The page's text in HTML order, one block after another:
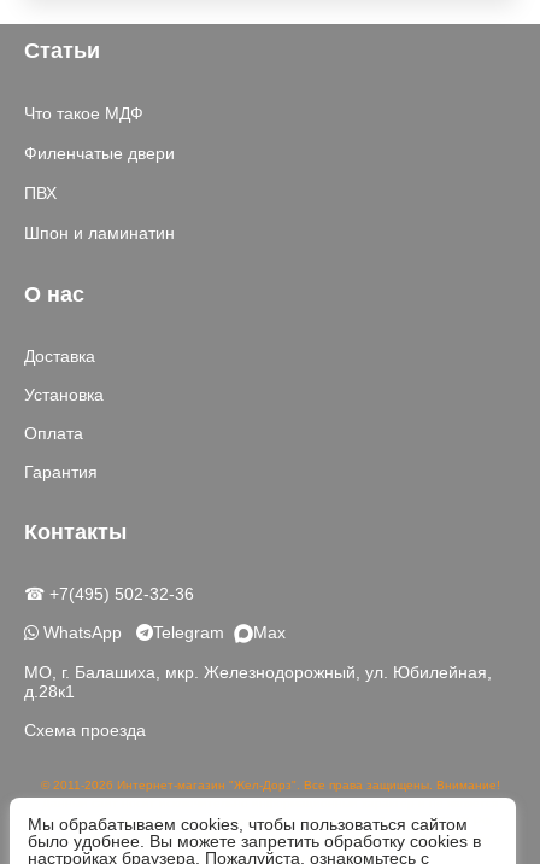
Статьи
Что такое МДФ
Филенчатые двери
ПВХ
Шпон и ламинатин
О нас
Доставка
Установка
Оплата
Гарантия
Контакты
☎ +7(495) 502-32-36
WhatsApp
Telegram Max
МО, г. Балашиха, мкр. Железнодорожный, ул. Юбилейная,
д.28к1
Схема проезда
© 2011-2026 Интернет-магазин "Жел-Дорз". Все права защищены. Внимание!
публичной офертой, определяемой положениями части 2 статьи 437 ГК РФ.
Реальный цвет товаров может отличаться от изображений на сайте в связи с
различной цветопередачей устройств для просмотра.
Мы обрабатываем cookies, чтобы пользоваться сайтом
было удобнее. Вы можете запретить обработку cookies в
настройках браузера. Пожалуйста, ознакомьтесь с